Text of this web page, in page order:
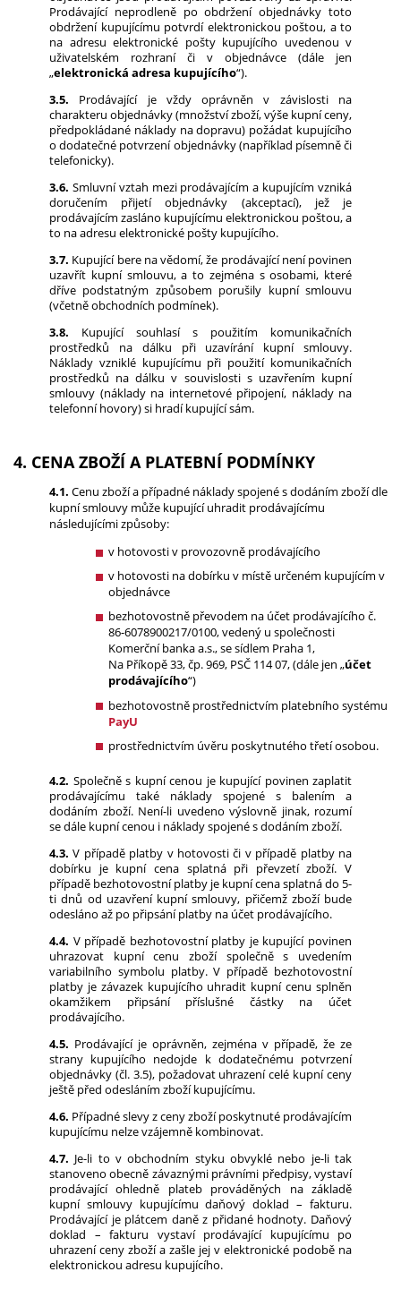
Prodávající neprodleně po obdržení objednávky toto
obdržení kupujícímu potvrdí elektronickou poštou, a to
na adresu elektronické pošty kupujícího uvedenou v
uživatelském rozhraní či v objednávce (dále jen
„elektronická adresa kupujícího“).
3.5. Prodávající je vždy oprávněn v závislosti na
charakteru objednávky (množství zboží, výše kupní ceny,
předpokládané náklady na dopravu) požádat kupujícího
o dodatečné potvrzení objednávky (například písemně či
telefonicky).
3.6. Smluvní vztah mezi prodávajícím a kupujícím vzniká
doručením přijetí objednávky (akceptací), jež je
prodávajícím zasláno kupujícímu elektronickou poštou, a
to na adresu elektronické pošty kupujícího.
3.7. Kupující bere na vědomí, že prodávající není povinen
uzavřít kupní smlouvu, a to zejména s osobami, které
dříve podstatným způsobem porušily kupní smlouvu
(včetně obchodních podmínek).
3.8. Kupující souhlasí s použitím komunikačních
prostředků na dálku při uzavírání kupní smlouvy.
Náklady vzniklé kupujícímu při použití komunikačních
prostředků na dálku v souvislosti s uzavřením kupní
smlouvy (náklady na internetové připojení, náklady na
telefonní hovory) si hradí kupující sám.
4. CENA ZBOŽÍ A PLATEBNÍ PODMÍNKY
4.1. Cenu zboží a případné náklady spojené s dodáním zboží dle
kupní smlouvy může kupující uhradit prodávajícímu
následujícími způsoby:
v hotovosti v provozovně prodávajícího
v hotovosti na dobírku v místě určeném kupujícím v
objednávce
bezhotovostně převodem na účet prodávajícího č.
86-6078900217/0100, vedený u společnosti
Komerční banka a.s., se sídlem Praha 1,
Na Příkopě33, čp. 969, PSČ 114 07, (dále jen „účet
prodávajícího“)
bezhotovostně prostřednictvím platebního systému
PayU
prostřednictvím úvěru poskytnutého třetí osobou.
4.2. Společně s kupní cenou je kupující povinen zaplatit
prodávajícímu také náklady spojené s balením a
dodáním zboží. Není-li uvedeno výslovně jinak, rozumí
se dále kupní cenou i náklady spojené s dodáním zboží.
4.3.V případě platby v hotovosti či v případě platby na
dobírku je kupní cena splatná při převzetí zboží. V
případě bezhotovostní platby je kupní cena splatná do 5-
ti dnů od uzavření kupní smlouvy, přičemž zboží bude
odesláno až po připsání platby na účet prodávajícího.
4.4. V případě bezhotovostní platby je kupující povinen
uhrazovat kupní cenu zboží společně s uvedením
variabilního symbolu platby. V případě bezhotovostní
platby je závazek kupujícího uhradit kupní cenu splněn
okamžikem připsání příslušné částky na účet
prodávajícího.
4.5. Prodávající je oprávněn, zejména v případě, že ze
strany kupujícího nedojde k dodatečnému potvrzení
objednávky (čl. 3.5), požadovat uhrazení celé kupní ceny
ještě před odesláním zboží kupujícímu.
4.6. Případné slevy z ceny zboží poskytnuté prodávajícím
kupujícímu nelze vzájemně kombinovat.
4.7. Je-li to v obchodním styku obvyklé nebo je-li tak
stanoveno obecně závaznými právními předpisy, vystaví
prodávající ohledně plateb prováděných na základě
kupní smlouvy kupujícímu daňový doklad – fakturu.
Prodávající je plátcem daně z přidané hodnoty. Daňový
doklad – fakturu vystaví prodávající kupujícímu po
uhrazení ceny zboží a zašle jej v elektronické podobě na
elektronickou adresu kupujícího.